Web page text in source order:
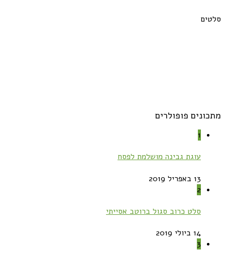
סלטים
מתכונים פופולרים
1
עוגת גבינה מושלמת לפסח
13 באפריל 2019
2
סלט כרוב סגול ברוטב אסייתי
14 ביולי 2019
3